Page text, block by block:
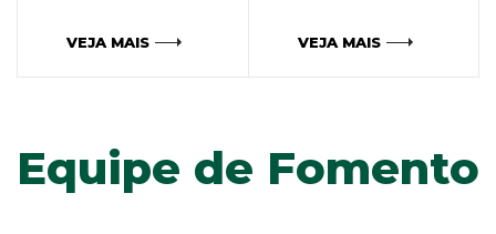
VEJA MAIS VEJA MAIS
Equipe de Fomento